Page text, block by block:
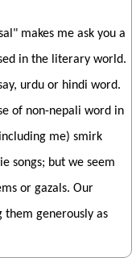
makes me ask you a
in the literary world.
urdu or hindi word.
of non-nepali word in
me) smirk
songs; but we seem
or gazals. Our
them generously as